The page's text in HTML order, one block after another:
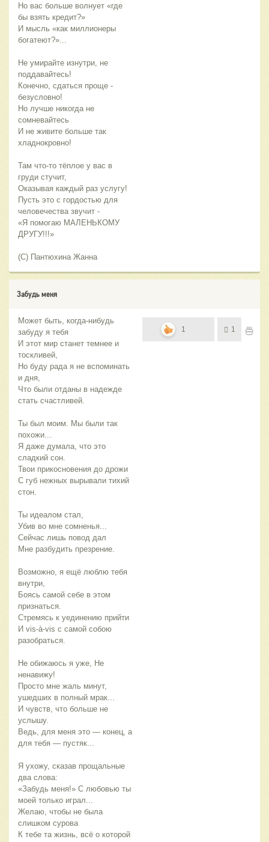
Но вас больше волнует «где
бы взять кредит?»
И мысль «как миллионеры
богатеют?»...
Не умирайте изнутри, не
поддавайтесь!
Конечно, сдаться проще -
безусловно!
Но лучше никогда не
сомневайтесь
И не живите больше так
хладнокровно!
Там что-то тёплое у вас в
груди стучит,
Оказывая каждый раз услугу!
Пусть это с гордостью для
человечества звучит -
«Я помогаю МАЛЕНЬКОМУ
ДРУГУ!!!»
(С) Пантюхина Жанна
Забудь меня
Может быть, когда-нибудь
забуду я тебя
И этот мир станет темнее и
тоскливей,
Но буду рада я не вспоминать
и дня,
Что были отданы в надежде
стать счастливей.
Ты был моим. Мы были так
похожи...
Я даже думала, что это
сладкий сон.
Твои прикосновения до дрожи
С губ нежных вырывали тихий
стон.
Ты идеалом стал,
Убив во мне сомненья...
Сейчас лишь повод дал
Мне разбудить презрение.
Возможно, я ещё люблю тебя
внутри,
Боясь самой себе в этом
признаться.
Стремясь к уединению прийти
И vis-à-vis с самой собою
разобраться.
Не обижаюсь я уже, Не
ненавижу!
Просто мне жаль минут,
ушедших в полный мрак...
И чувств, что больше не
услышу.
Ведь, для меня это — конец, а
для тебя — пустяк...
Я ухожу, сказав прощальные
два слова:
«Забудь меня!» С любовью ты
моей только играл...
Желаю, чтобы не была
слишком сурова
К тебе та жизнь, всё о которой
1 1